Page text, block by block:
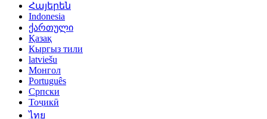
Հայերեն
Indonesia
ქართული
Қазақ
Кыргыз тили
latviešu
Монгол
Português
Српски
Тоҷикӣ
ไทย